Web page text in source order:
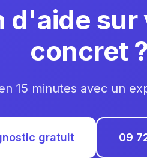
d'aide sur
concret ?
15 minutes avec un
gratuit 09